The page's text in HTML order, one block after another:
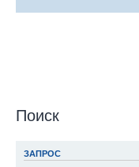
Поиск
ЗАПРОС